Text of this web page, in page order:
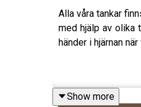
Alla våra tankar
med hjälp av olika
händer i hjärnan
Show more